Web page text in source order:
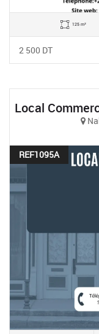
125 m²
2 500 DT
REF1095A